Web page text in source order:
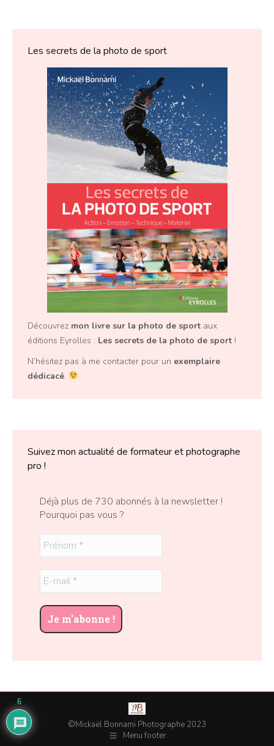
Les secrets de la photo de sport
Découvrez mon livre sur la photo de sport aux
éditions Eyrolles : Les secrets de la photo de sport !
N’hésitez pas à me contacter pour un exemplaire
dédicacé.
Suivez mon actualité de formateur et photographe
pro !
Déjà plus de 730 abonnés à la newsletter !
Pourquoi pas vous ?
©Mickaël Bonnami Photographe 2023
Menu footer
6